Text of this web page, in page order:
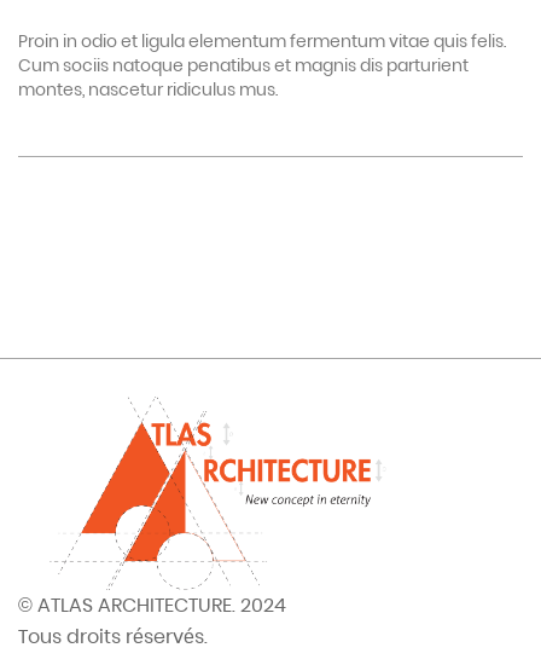
Proin in odio et ligula elementum fermentum vitae quis felis.
Cum sociis natoque penatibus et magnis dis parturient
montes, nascetur ridiculus mus.
© ATLAS ARCHITECTURE. 2024
Tous droits réservés.